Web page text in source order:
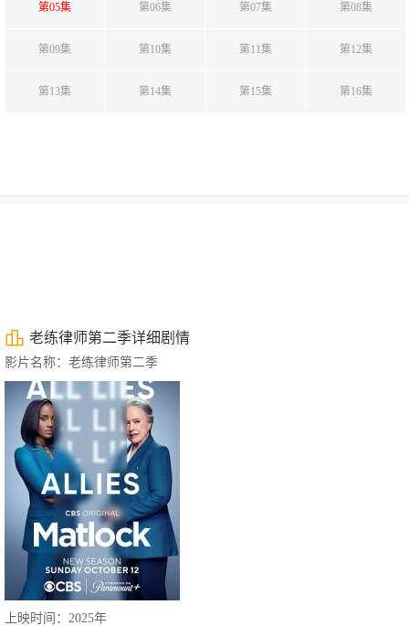
第05集 第06集 第07集 第08集
第09集 第10集 第11集 第12集
第13集 第14集 第15集 第16集
老练律师第二季详细剧情
影片名称：老练律师第二季
上映时间：2025年